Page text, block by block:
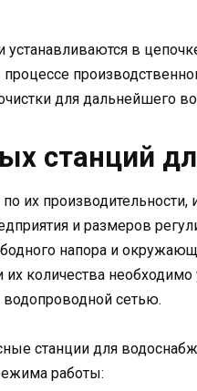
устанавливаются в
процессе
для дальнейшего
станций
их
и размеров
напора и
количества необходимо
сетью.
станции для
работы: